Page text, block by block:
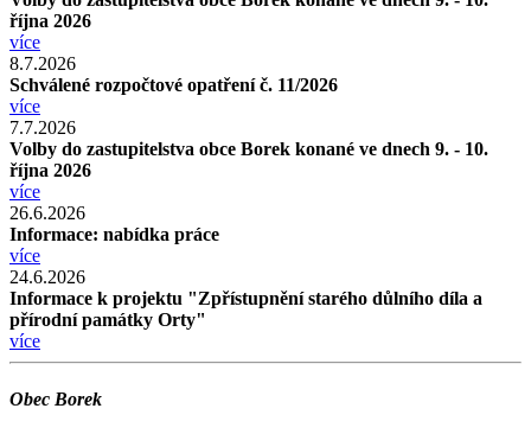
října 2026
více
8.7.2026
Schválené rozpočtové opatření č. 11/2026
více
7.7.2026
Volby do zastupitelstva obce Borek konané ve dnech 9. - 10.
října 2026
více
26.6.2026
Informace: nabídka práce
více
24.6.2026
Informace k projektu "Zpřístupnění starého důlního díla a
přírodní památky Orty"
více
Obec Borek